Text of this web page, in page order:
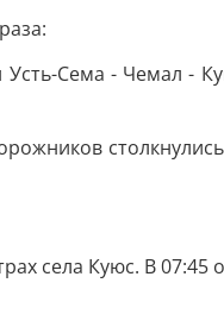
Сема - Чемал -
села Куюс. В